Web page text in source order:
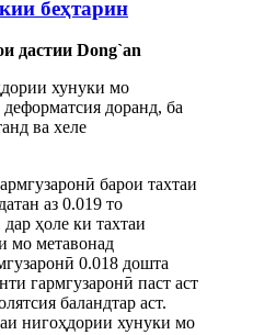
беҳтарин
дастии Dong`an
хунуки мо
доранд, ба
ва хеле
барои тахтаи
аз 0.019 то
ҳоле ки тахтаи
мо метавонад
0.018 дошта
гармгузаронӣ паст аст
баландтар аст.
нигоҳдории хунуки мо